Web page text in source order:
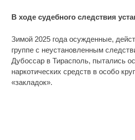
В ходе судебного следствия
Зимой 2025 года осужденные,
группе с неустановленным
Дубоссар в Тирасполь, пытались
наркотических средств в особо
«закладок».
от увиденного